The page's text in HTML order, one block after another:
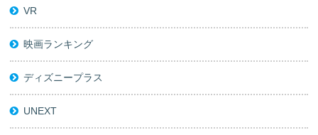
VR
映画ランキング
ディズニープラス
UNEXT